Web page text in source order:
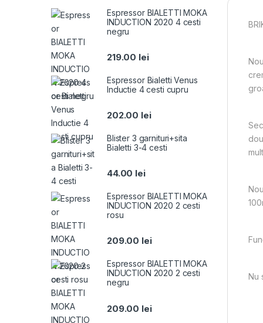
Nu
Espressor BIALETTI MOKA
INDUCTION 2020 4 cesti
negru
219.00 lei
Espressor Bialetti Venus
Inductie 4 cesti cupru
202.00 lei
Blister 3 garnituri+sita
Bialetti 3-4 cesti
44.00 lei
Espressor BIALETTI MOKA
INDUCTION 2020 2 cesti
rosu
209.00 lei
Espressor BIALETTI MOKA
INDUCTION 2020 2 cesti
negru
209.00 lei